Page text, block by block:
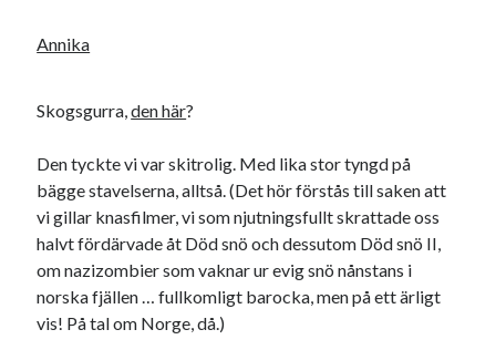
Annika
Skogsgurra,den här?
Den tyckte vi var skitrolig. Med lika stor tyngd på
bägge stavelserna, alltså. (Det hör förstås till saken att
vi gillar knasfilmer, vi som njutningsfullt skrattade oss
halvt fördärvade åt Död snö och dessutom Död snö II,
om nazizombier som vaknar ur evig snö nånstans i
norska fjällen … fullkomligt barocka, men på ett ärligt
vis! På tal om Norge, då.)